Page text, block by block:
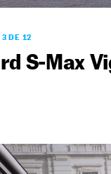
3 DE 12
S-Max